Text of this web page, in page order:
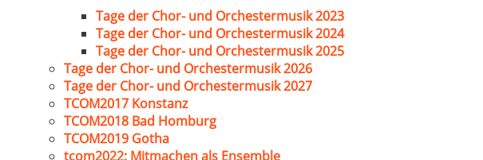
Tage der Chor- und Orchestermusik 2023
Tage der Chor- und Orchestermusik 2024
Tage der Chor- und Orchestermusik 2025
Tage der Chor- und Orchestermusik 2026
Tage der Chor- und Orchestermusik 2027
TCOM2017 Konstanz
TCOM2018 Bad Homburg
TCOM2019 Gotha
tcom2022: Mitmachen als Ensemble